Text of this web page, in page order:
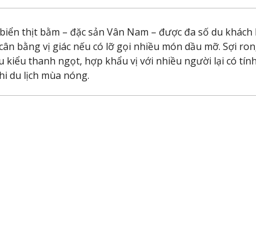
thịt bằm – đặc sản Vân Nam – được đa số du
bằng vị giác nếu có lỡ gọi nhiều món dầu mỡ. Sợi
kiểu thanh ngọt, hợp khẩu vị với nhiều người lại có
du lịch mùa nóng.